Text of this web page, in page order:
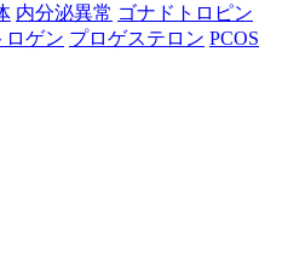
内分泌異常 ゴナドトロピン
ロゲン プロゲステロン PCOS